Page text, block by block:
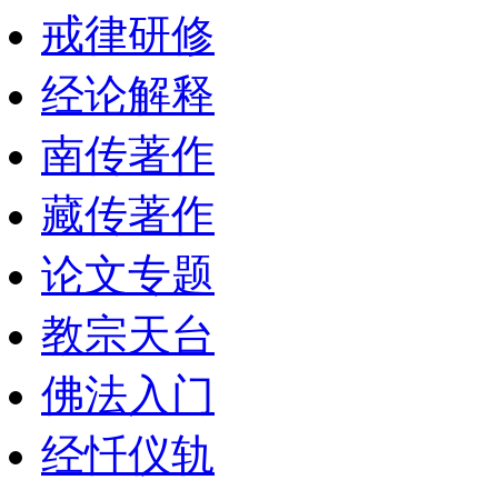
戒律研修
经论解释
南传著作
藏传著作
论文专题
教宗天台
佛法入门
经忏仪轨